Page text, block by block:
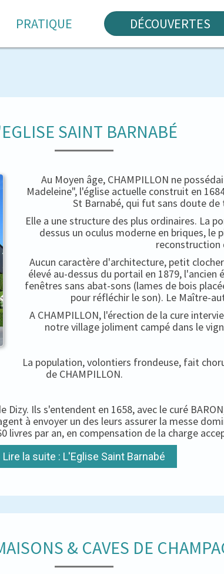
PRATIQUE DÉCOUVERTES
SAINT BARNABÉ
Au Moyen âge, CHAMPILLON ne
Madeleine", l'église actuelle construit en
St Barnabé, qui fut sans doute
Elle a une structure des plus ordinaires. La
dessus un oculus moderne en briques,
reconstruction
Aucun caractère d'architecture, petit
élevé au-dessus du portail en 1879,
fenêtres sans abat-sons (lames de bois
pour réfléchir le son). Le Maître-
A CHAMPILLON, l'érection de la cure
notre village joliment campé dans le
La population, volontiers frondeuse, fait
de CHAMPILLON.
Ils s'entendent en 1658, avec le curé
à envoyer un des leurs assurer la messe
livres par an, en compensation de la charge
Lire la suite : L'Eglise Saint Barnabé
& CAVES DE